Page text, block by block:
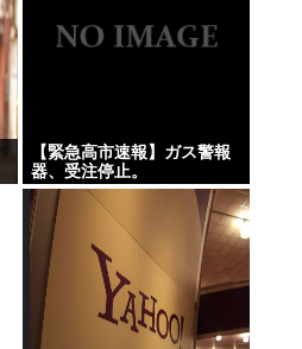
【緊急高市速報】ガス警報
器、受注停止。